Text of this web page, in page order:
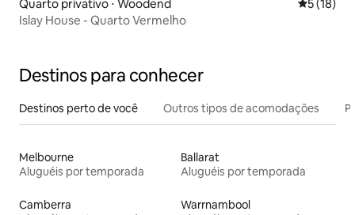
Quarto privativo ⋅ Woodend 5 de uma
5 (18)
Islay House - Quarto Vermelho
Destinos para conhecer
Destinos perto de você Outros tipos de acomodações
Melbourne
Aluguéis por temporada
Ballarat
Aluguéis por temporada
Camberra
Warrnambool